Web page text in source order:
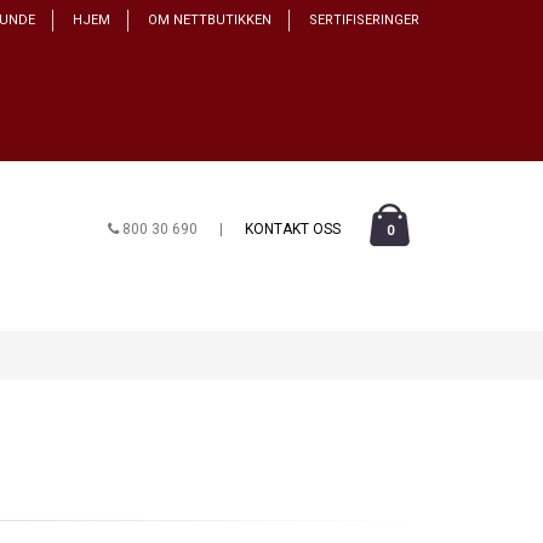
HJEM OM NETTBUTIKKEN SERTIFISERINGER
800 30 690 KONTAKT OSS 0